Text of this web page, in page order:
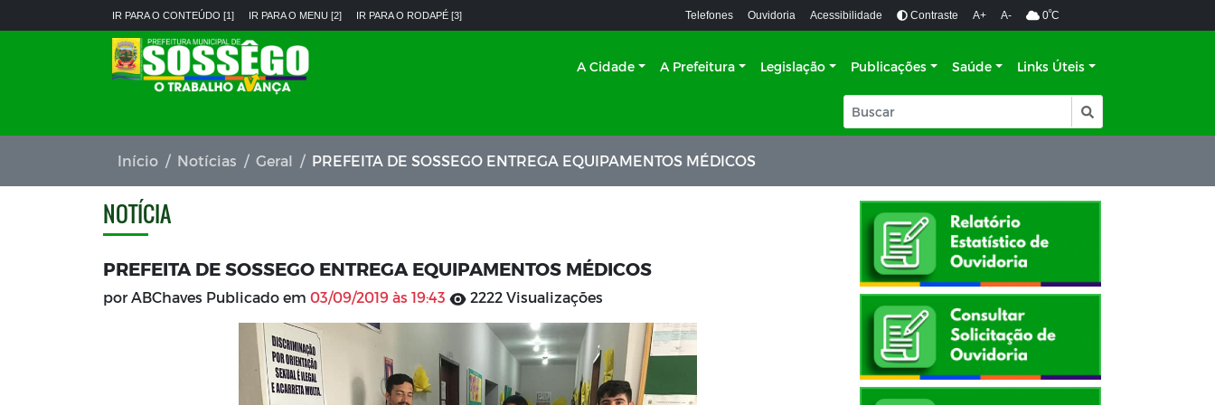
IR PARA O CONTEÚDO [1] IR PARA O MENU [2] IR PARA O RODAPÉ [3] Telefones Ouvidoria Acessibilidade Contraste A+ A- 0ºC
A Cidade A Prefeitura Legislação Publicações Saúde Links Úteis
Início Notícias Geral PREFEITA DE SOSSEGO ENTREGA EQUIPAMENTOS MÉDICOS
NOTÍCIA
PREFEITA DE SOSSEGO ENTREGA EQUIPAMENTOS MÉDICOS
por ABChaves Publicado em 03/09/2019 às 19:43 2222 Visualizações